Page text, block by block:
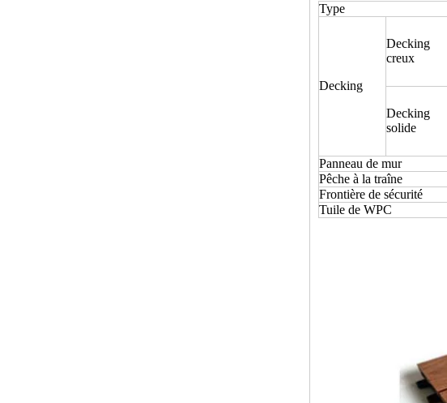
Type
Decking
Decking
creux
Decking
solide
Panneau de mur
Pêche à la traîne
Frontière de sécurité
Tuile de WPC